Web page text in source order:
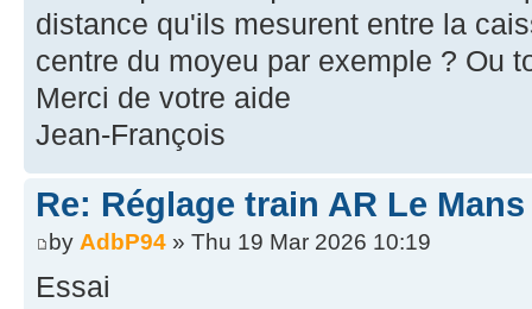
distance qu'ils mesurent entre la
centre du moyeu par exemple ? Ou
Merci de votre aide
Jean-François
Re: Réglage train AR Le Mans
by AdbP94 » Thu 19 Mar 2026 10:19
Essai